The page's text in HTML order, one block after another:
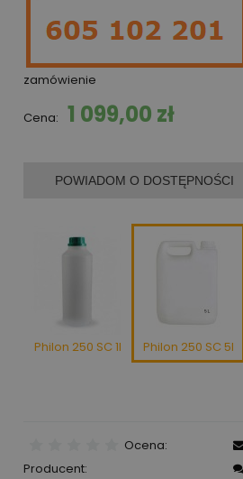
zamówienie
Cena: 1 099,00 zł
Philon 250 SC 1l Philon 250 SC 5l
POWIADOM O DOSTĘPNOŚCI
Ocena:
Producent: